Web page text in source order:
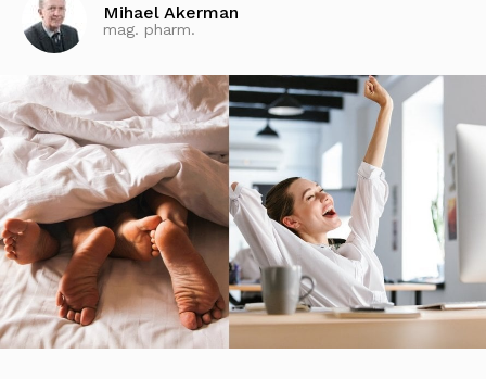
Mihael Akerman
mag. pharm.